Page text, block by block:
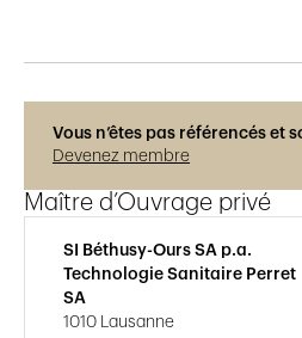
Vous n’êtes pas référencés et
Devenez membre
Maître d’Ouvrage privé
SI Béthusy-Ours SA p.a.
Technologie Sanitaire Perret
SA
1010 Lausanne